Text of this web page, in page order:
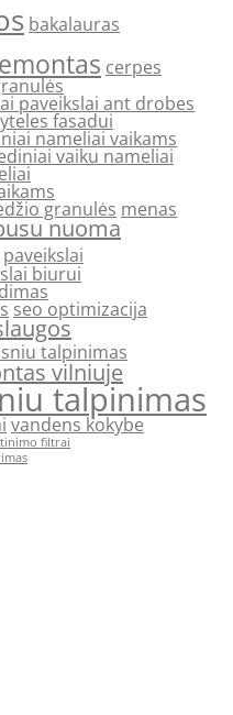
bakalauras
cerpes
paveikslai ant drobes
fasadui
nameliai vaikams
vaiku nameliai
granulės menas
nuoma
paveikslai
biurui
seo optimizacija
talpinimas
vilniuje
talpinimas
vandens kokybe
filtrai